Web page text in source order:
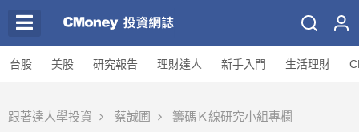
台股 美股 研究報告 理財達人 新手入門 生活理財
跟著達人學投資 蔡誠圃 籌碼Ｋ線研究小組專欄